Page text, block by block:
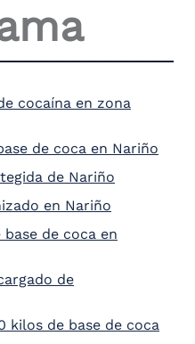
cocaína en zona
de coca en Nariño
de Nariño
en Nariño
de coca en
de
kilos de base de coca